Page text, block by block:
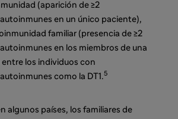
(aparición de ≥2
en un único paciente),
familiar (presencia de ≥2
en los miembros de una
entre los individuos con
como la DT1 .5
algunos países, los familiares de